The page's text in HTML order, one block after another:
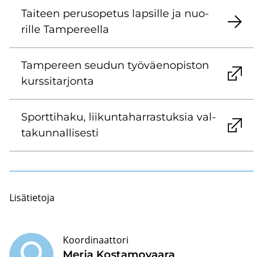
Tai­teen pe­rus­o­pe­tus lap­sil­le ja nuo­
ril­le Tam­pe­reel­la
Tam­pe­reen seu­dun työ­väen­opis­ton
kurs­si­tar­jon­ta
Sport­ti­ha­ku, lii­kun­ta­har­ras­tuk­sia val­
ta­kun­nal­li­ses­ti
Li­sä­tie­to­ja
Merja Kos­ta­mo­vaa­ra
Koordinaattori